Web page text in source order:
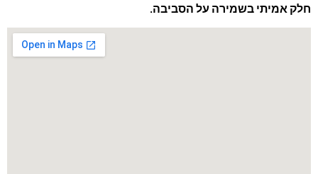
חלק אמיתי בשמירה על הסביבה.